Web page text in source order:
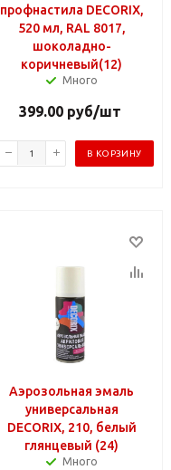
профнастила DECORIX,
520 мл, RAL 8017,
шоколадно-
коричневый(12)
Много
399.00руб/шт
В КОРЗИНУ
Аэрозольная эмаль
универсальная
DECORIX, 210, белый
глянцевый (24)
Много